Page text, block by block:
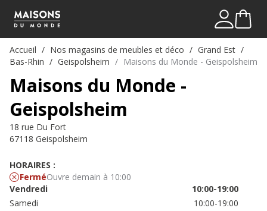
Mon
Me
Accueil Nos magasins de meubles et déco
Grand Est
Bas-Rhin
Geispolsheim Maisons du Monde - Geispolsheim
Maisons du Monde -
Geispolsheim
18 rue Du Fort
67118 Geispolsheim
HORAIRES :
FerméOuvre demain à 10:00
Vendredi
10:00-19:00
Samedi
10:00-19:00